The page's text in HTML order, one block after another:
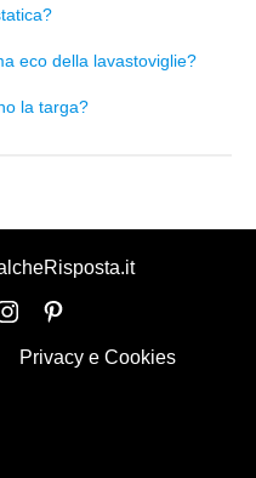
eco della lavastoviglie?
la targa?
Privacy e Cookies